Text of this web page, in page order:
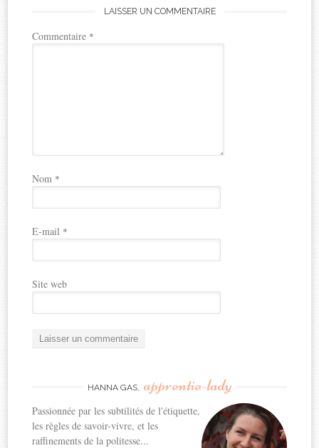
LAISSER UN COMMENTAIRE
Commentaire *
Nom *
E-mail *
Site web
HANNA GAS, apprentie-lady
Passionnée par les subtilités de l'étiquette,
les règles de savoir-vivre, et les
raffinements de la politesse...